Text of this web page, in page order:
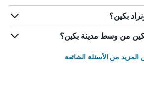
بكين؟
من وسط مدينة بكين؟
من الأسئلة الشائعة